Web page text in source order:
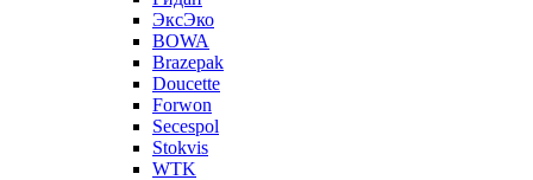
ЭксЭко
BOWA
Brazepak
Doucette
Forwon
Secespol
Stokvis
WTK